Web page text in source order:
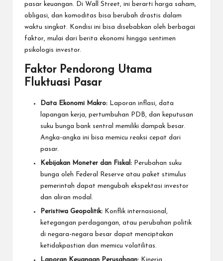
pasar keuangan. Di Wall Street, ini berarti harga saham,
obligasi, dan komoditas bisa berubah drastis dalam
waktu singkat. Kondisi ini bisa disebabkan oleh berbagai
faktor, mulai dari berita ekonomi hingga sentimen
psikologis investor.
Faktor Pendorong Utama
Fluktuasi Pasar
Data Ekonomi Makro: Laporan inflasi, data
lapangan kerja, pertumbuhan PDB, dan keputusan
suku bunga bank sentral memiliki dampak besar.
Angka-angka ini bisa memicu reaksi cepat dari
pasar.
Kebijakan Moneter dan Fiskal: Perubahan suku
bunga oleh Federal Reserve atau paket stimulus
pemerintah dapat mengubah ekspektasi investor
dan aliran modal.
Peristiwa Geopolitik: Konflik internasional,
ketegangan perdagangan, atau perubahan politik
di negara-negara besar dapat menciptakan
ketidakpastian dan memicu volatilitas.
Laporan Keuangan Perusahaan: Kinerja